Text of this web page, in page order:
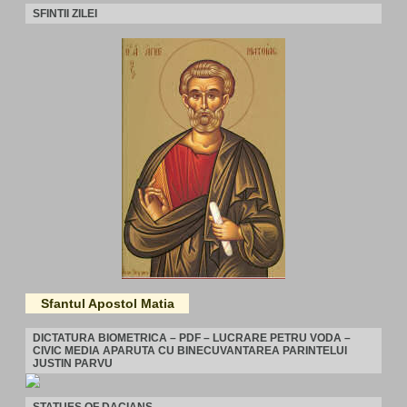
SFINTII ZILEI
Sfantul Apostol Matia
DICTATURA BIOMETRICA – PDF – LUCRARE PETRU VODA –
CIVIC MEDIA APARUTA CU BINECUVANTAREA PARINTELUI
JUSTIN PARVU